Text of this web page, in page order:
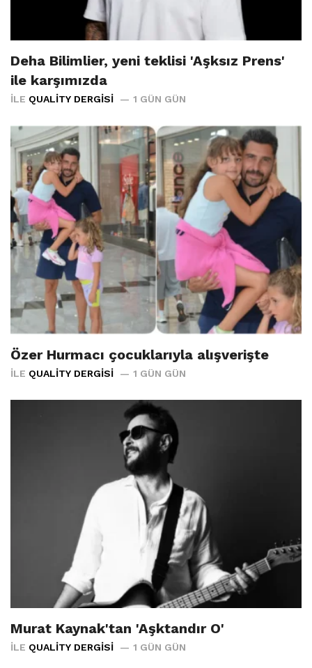
Deha Bilimlier, yeni teklisi 'Aşksız Prens'
ile karşımızda
İLE QUALITY DERGISI 1 GÜN GÜN
Özer Hurmacı çocuklarıyla alışverişte
İLE QUALITY DERGISI 1 GÜN GÜN
Murat Kaynak'tan 'Aşktandır O'
İLE QUALITY DERGISI 1 GÜN GÜN